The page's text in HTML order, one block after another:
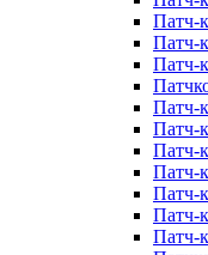
Патч-
Патч-
Патч-
Патч-
Патч-
Патч-
Патч-
Патч-
Патч-
Патч-